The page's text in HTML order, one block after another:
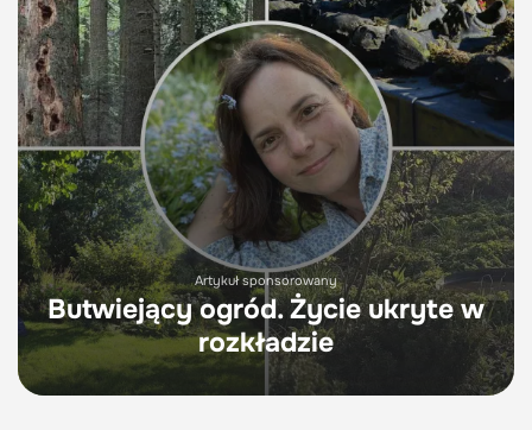
Artykuł sponsorowany
Butwiejący ogród. Życie ukryte w
rozkładzie